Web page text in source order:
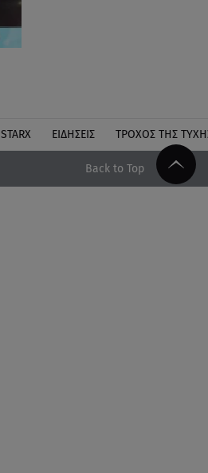
STARX ΕΙΔΉΣΕΙΣ ΤΡΟΧΌΣ ΤΗΣ
Back to Top